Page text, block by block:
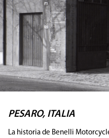
PESARO, ITALIA
La historia de Benelli